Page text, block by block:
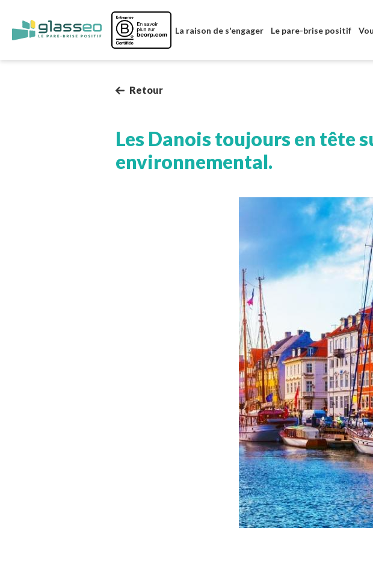
Image
La raison de s'engager Le pare-brise positif
Retour
Les Danois toujours en tête
environnemental.